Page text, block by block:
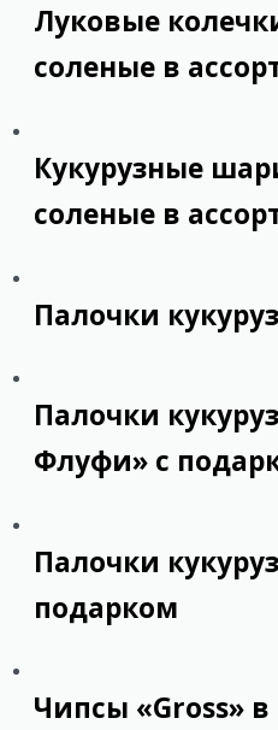
Луковые
соленые в
Кукурузные
соленые в
Палочки
Палочки
Флуфи» с
Палочки
подарком
Чипсы «Gross»